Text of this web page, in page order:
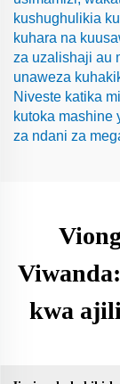
kushughulikia
kuhara na
za uzalishaji au
unaweza
Niveste katika
kutoka mashine
za ndani za
kwa